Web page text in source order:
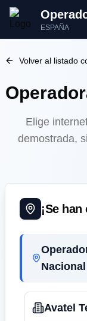
ESPAÑA
Volver al listado
Elige
demostrada,
¡Se
Nacional
Avatel